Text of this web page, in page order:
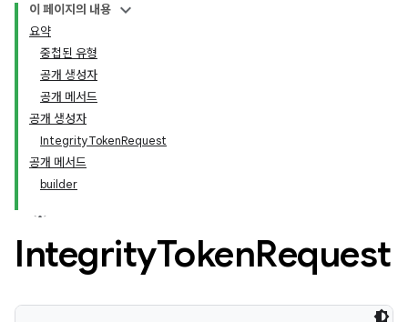
이 페이지의 내용
요약
중첩된 유형
공개 생성자
공개 메서드
공개 생성자
IntegrityTokenRequest
공개 메서드
builder
IntegrityTokenRequest